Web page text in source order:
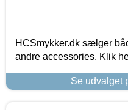
HCSmykker.dk sælger
andre accessories. Klik
Se udvalget